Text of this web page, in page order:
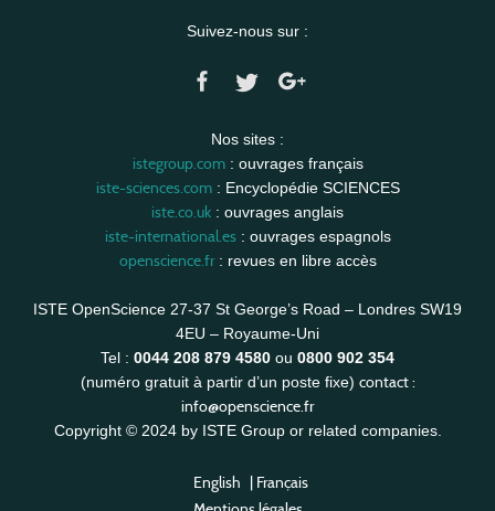
Suivez-nous sur :
Nos sites :
istegroup.com: ouvrages français
iste-sciences.com: Encyclopédie SCIENCES
iste.co.uk : ouvrages anglais
iste-international.es: ouvrages espagnols
openscience.fr: revues en libre accès
ISTE OpenScience 27-37 St George’s Road – Londres SW19
4EU – Royaume-Uni
Tel : 0044 208 879 4580 ou 0800 902 354
(numéro gratuit à partir d’un poste fixe) contact :
info@openscience.fr
Copyright © 2024 by ISTE Group or related companies.
English | Français